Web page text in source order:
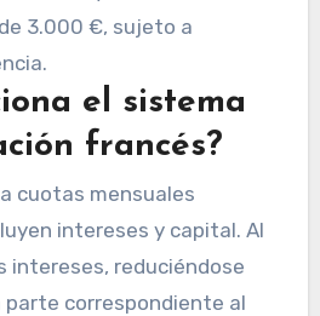
3.000 €, sujeto a
el sistema
francés?
cuotas mensuales
intereses y capital. Al
intereses, reduciéndose
correspondiente al